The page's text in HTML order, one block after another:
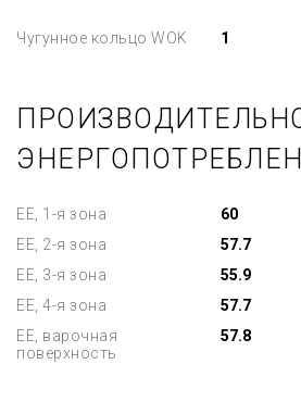
Чугунное кольцо WOK 1
EE, 1-я зона
60
EE, 2-я зона
57.7
EE, 3-я зона
55.9
EE, 4-я зона
57.7
EE, варочная
поверхность
57.8